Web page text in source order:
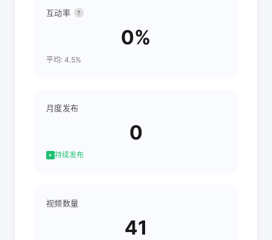
互动率 ?
0%
平均: 4.5%
月度发布
0
持续发布
视频数量
41